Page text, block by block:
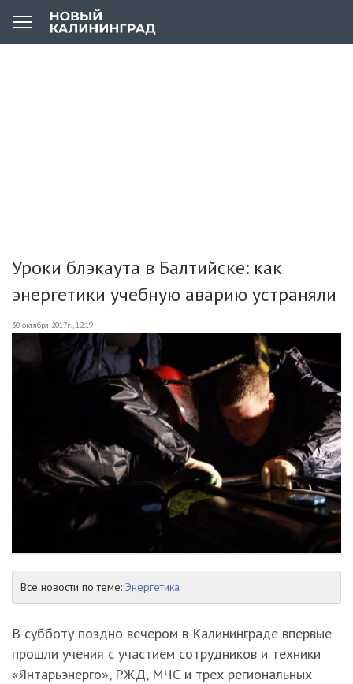
Уроки блэкаута в Балтийске: как
энергетики учебную аварию устраняли
30 октября 2017г., 12:19
Все новости по теме: Энергетика
В субботу поздно вечером в Калининграде впервые
прошли учения с участием сотрудников и техники
«Янтарьэнерго», РЖД, МЧС и трех региональных